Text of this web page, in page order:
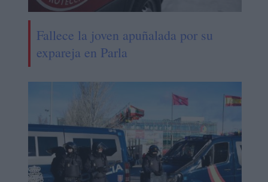
Fallece la joven apuñalada por su
expareja en Parla